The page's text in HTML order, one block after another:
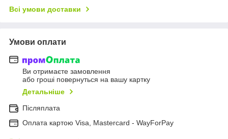
Всі умови доставки
Умови оплати
Ви отримаєте замовлення
або гроші повернуться на вашу картку
Детальніше
Післяплата
Оплата картою Visa, Mastercard - WayForPay